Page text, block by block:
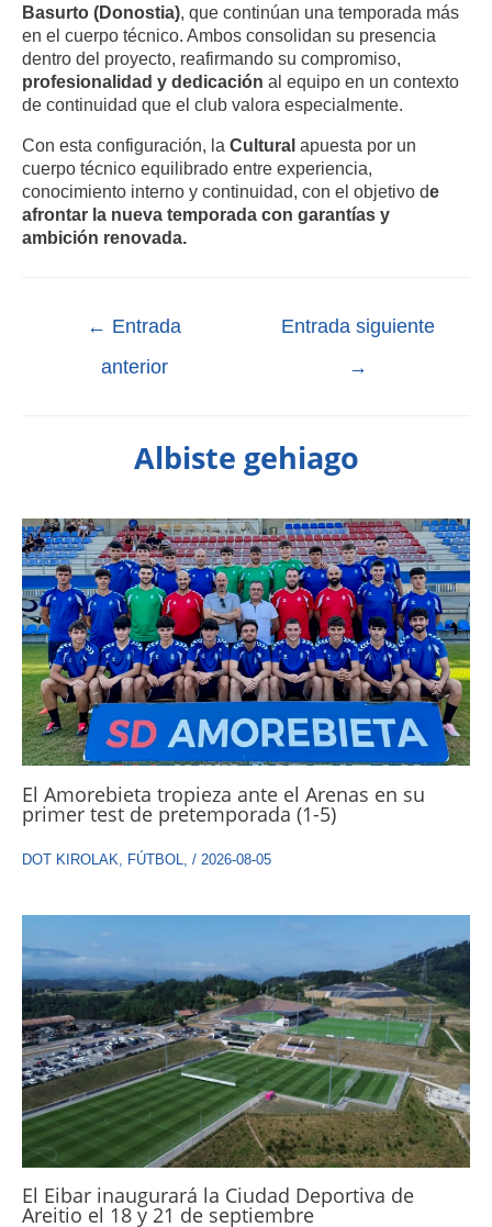
Basurto (Donostia), que continúan una temporada más
en el cuerpo técnico. Ambos consolidan su presencia
dentro del proyecto, reafirmando su compromiso,
profesionalidad y dedicación al equipo en un contexto
de continuidad que el club valora especialmente.
Con esta configuración, la Cultural apuesta por un
cuerpo técnico equilibrado entre experiencia,
conocimiento interno y continuidad, con el objetivo de
afrontar la nueva temporada con garantías y
ambición renovada.
← Entrada
anterior
Entrada siguiente
→
Albiste gehiago
El Amorebieta tropieza ante el Arenas en su
primer test de pretemporada (1-5)
DOT KIROLAK FÚTBOL / 2026-08-05
El Eibar inaugurará la Ciudad Deportiva de
Areitio el 18 y 21 de septiembre